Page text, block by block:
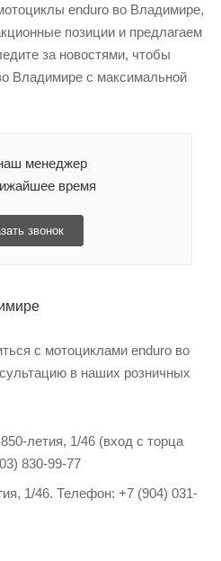
enduro во Владимире,
позиции и предлагаем
за новостями, чтобы
Владимире с максимальной
менеджер
время
звонок
с мотоциклами enduro во
в наших розничных
летия, 1/46 (вход с торца
830-99-77
1/46. Телефон: +7 (904) 031-